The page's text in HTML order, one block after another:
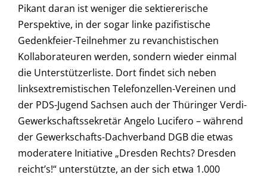
Pikant daran ist weniger die sektiererische
Perspektive, in der sogar linke pazifistische
Gedenkfeier-Teilnehmer zu revanchistischen
Kollaborateuren werden, sondern wieder einmal
die Unterstützerliste. Dort findet sich neben
linksextremistischen Telefonzellen-Vereinen und
der PDS-Jugend Sachsen auch der Thüringer Verdi-
Gewerkschaftssekretär Angelo Lucifero – während
der Gewerkschafts-Dachverband DGB die etwas
moderatere Initiative „Dresden Rechts? Dresden
reicht’s!“ unterstützte, an der sich etwa 1.000